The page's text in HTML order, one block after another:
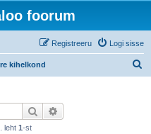
foorum
Logi sisse
Registreeru
kihelkond
Otsi
. leht 1-st